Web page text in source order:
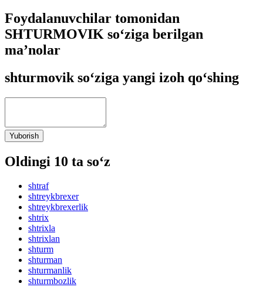
Foydalanuvchilar tomonidan
SHTURMOVIK so‘ziga berilgan
ma’nolar
shturmovik so‘ziga yangi izoh qo‘shing
Yuborish
Oldingi 10 ta so‘z
shtraf
shtreykbrexer
shtreykbrexerlik
shtrix
shtrixla
shtrixlan
shturm
shturman
shturmanlik
shturmbozlik